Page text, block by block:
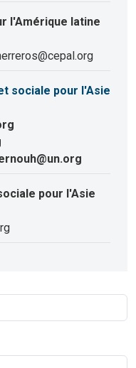
l'Amérique latine
sociale pour l'Asie
pour l'Asie